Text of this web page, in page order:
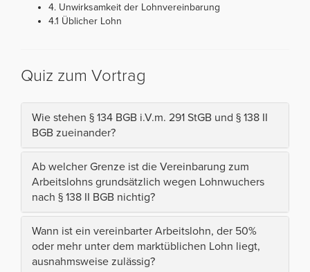
4. Unwirksamkeit der Lohnvereinbarung
4.1 Üblicher Lohn
Quiz zum Vortrag
Wie stehen § 134 BGB i.V.m. 291 StGB und § 138 II
BGB zueinander?
Ab welcher Grenze ist die Vereinbarung zum
Arbeitslohns grundsätzlich wegen Lohnwuchers
nach § 138 II BGB nichtig?
Wann ist ein vereinbarter Arbeitslohn, der 50%
oder mehr unter dem marktüblichen Lohn liegt,
ausnahmsweise zulässig?